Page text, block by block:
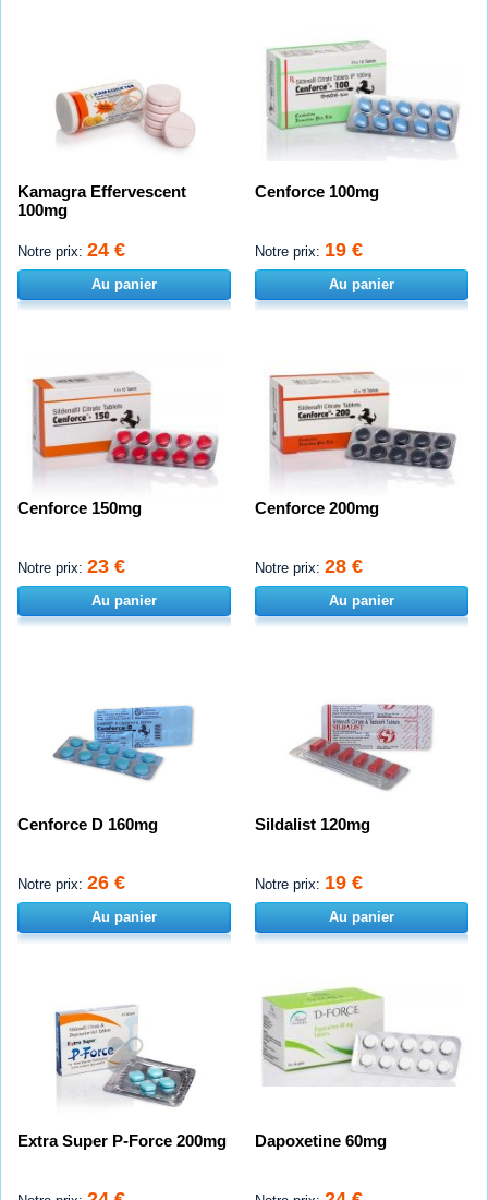
Kamagra Effervescent
100mg
Notre prix: 24 €
Au panier
Cenforce 100mg
Notre prix: 19 €
Au panier
Cenforce 150mg
Notre prix: 23 €
Au panier
Cenforce 200mg
Notre prix: 28 €
Au panier
Cenforce D 160mg
Notre prix: 26 €
Au panier
Sildalist 120mg
Notre prix: 19 €
Au panier
Extra Super P-Force 200mg Dapoxetine 60mg